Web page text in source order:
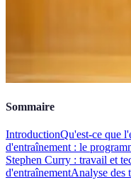
Sommaire
IntroductionQu'est-ce que
d'entraînement : le
Stephen Curry : travail et
d'entraînementAnalyse des